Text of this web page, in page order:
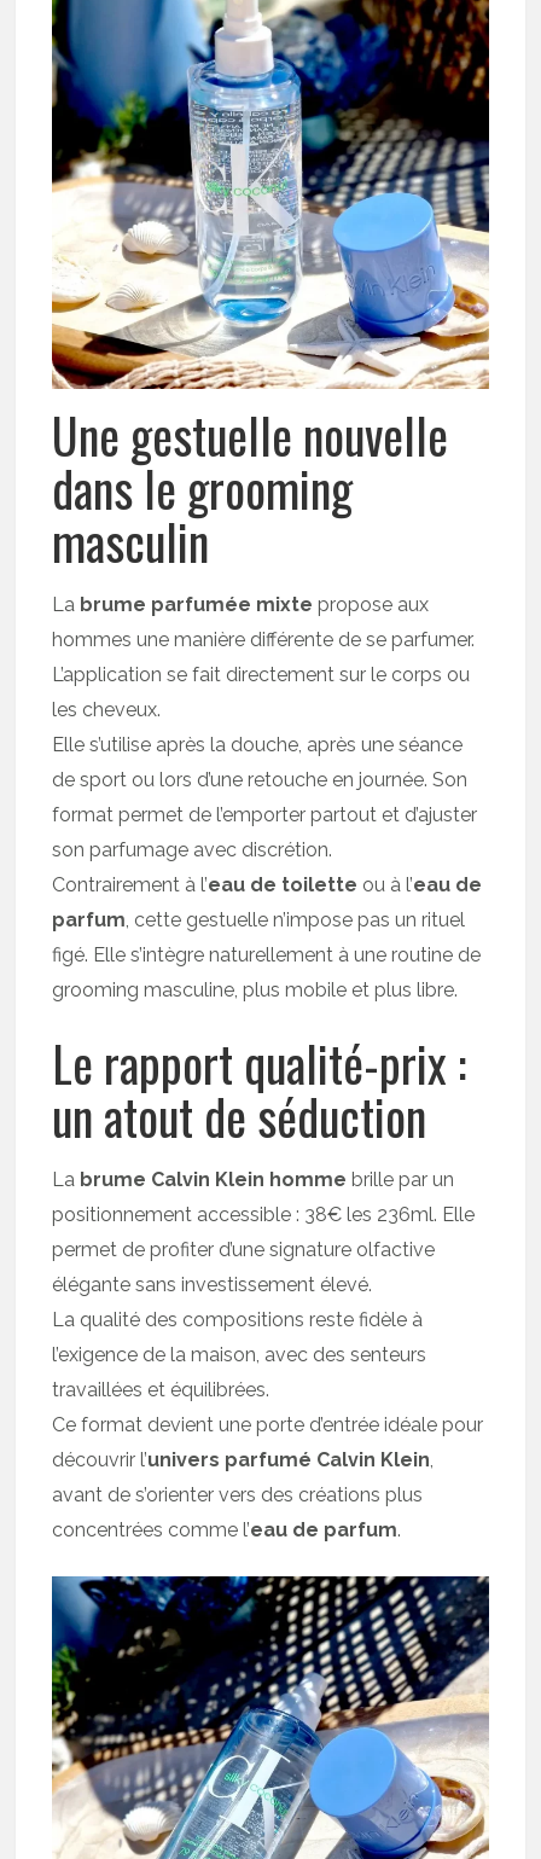
Une gestuelle nouvelle
dans le grooming
masculin
La brume parfumée mixte propose aux
hommes une manière différente de se parfumer.
L’application se fait directement sur le corps ou
les cheveux.
Elle s’utilise après la douche, après une séance
de sport ou lors d’une retouche en journée. Son
format permet de l’emporter partout et d’ajuster
son parfumage avec discrétion.
Contrairement à l’eau de toilette ou à l’eau de
parfum , cette gestuelle n’impose pas un rituel
figé. Elle s’intègre naturellement à une routine de
grooming masculine, plus mobile et plus libre.
Le rapport qualité-prix :
un atout de séduction
La brume Calvin Klein homme brille par un
positionnement accessible : 38€ les 236ml. Elle
permet de profiter d’une signature olfactive
élégante sans investissement élevé.
La qualité des compositions reste fidèle à
l’exigence de la maison, avec des senteurs
travaillées et équilibrées.
Ce format devient une porte d’entrée idéale pour
découvrir l’univers parfumé Calvin Klein
avant de s’orienter vers des créations plus
concentrées comme l’eau de parfum.